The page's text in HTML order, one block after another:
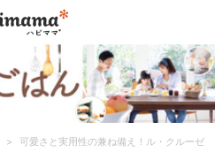
>
可愛さと実用性の兼ね備え！ル・クルーゼ